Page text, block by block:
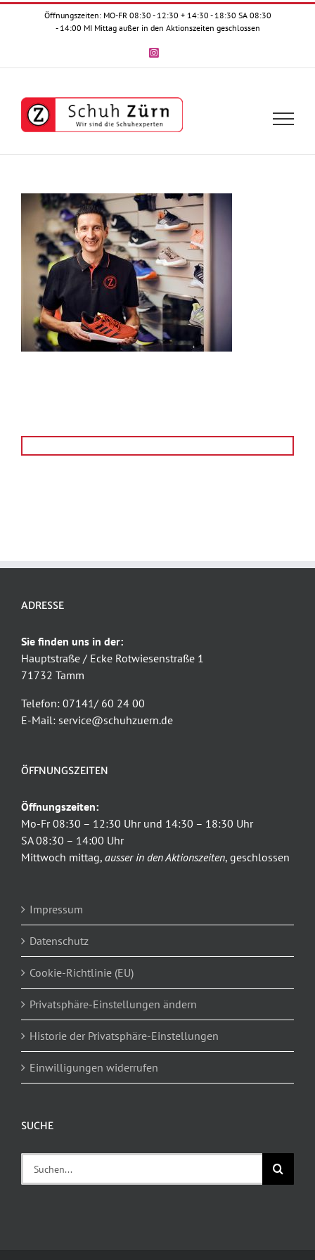
Zum
Öffnungszeiten: MO-FR 08:30 - 12:30 + 14:30 - 18:30 SA 08:30
- 14:00 MI Mittag außer in den Aktionszeiten geschlossen
Instagram
ADRESSE
Sie finden uns in der:
Hauptstraße / Ecke Rotwiesenstraße 1
71732 Tamm
Telefon: 07141/ 60 24 00
E-Mail: service@schuhzuern.de
ÖFFNUNGSZEITEN
Öffnungszeiten:
Mo-Fr 08:30 – 12:30 Uhr und 14:30 – 18:30 Uhr
SA 08:30 – 14:00 Uhr
Mittwoch mittag, ausser in den Aktionszeiten, geschlossen
Impressum
Datenschutz
Cookie-Richtlinie (EU)
Privatsphäre-Einstellungen ändern
Historie der Privatsphäre-Einstellungen
Einwilligungen widerrufen
SUCHE